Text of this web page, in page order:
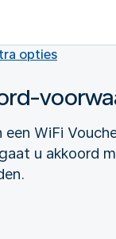
opties
een WiFi
u akkoord